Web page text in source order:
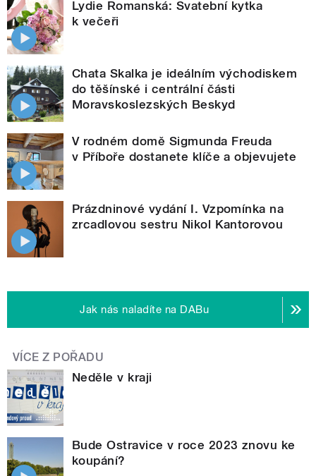
Lydie Romanská: Svatební kytka
k večeři
Chata Skalka je ideálním východiskem
do těšínské i centrální části
Moravskoslezských Beskyd
V rodném domě Sigmunda Freuda
v Příboře dostanete klíče a objevujete
Prázdninové vydání I. Vzpomínka na
zrcadlovou sestru Nikol Kantorovou
Jak nás naladíte na DABu
VÍCE Z POŘADU
Neděle v kraji
Bude Ostravice v roce 2023 znovu ke
koupání?